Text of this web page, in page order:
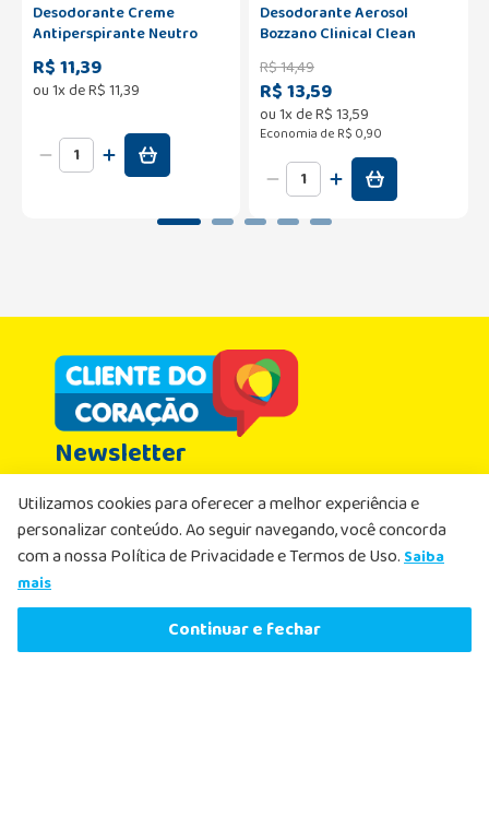
R$18
R$16,99
sem juros
Comprar agora
Desodorante Creme
Antiperspirante Neutro
Herbíssimo Twist 45g
R$ 11,39
ou1x deR$11,39
Desodorante Aerosol
Bozzano Clinical Clean
150ml/94g
R$14,49
R$ 13,59
ou1x deR$13,59
Economia de R$ 0,90
Newsletter
Cadastre-se agora aproveite as ofertas
Nome
Li e aceito, de acordo com asPolíticas de
Utilizamos cookies para oferecer a melhor experiência e
personalizar conteúdo. Ao seguir navegando, você concorda
com a nossa Política de Privacidade e Termos de Uso.Saiba
mais
Continuar e fechar